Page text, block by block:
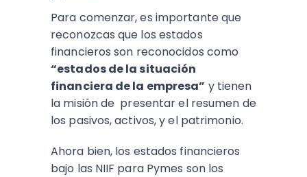
Para comenzar, es importante que
reconozcas que los estados
financieros son reconocidos como
“estados de la situación
financiera de la empresa” y tienen
la misión de presentar el resumen de
los pasivos, activos, y el patrimonio.
Ahora bien, los estados financieros
bajo las NIIF para Pymes son los